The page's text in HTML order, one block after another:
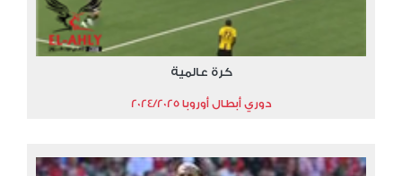
كرة عالمية
دوري أبطال أوروبا 2024/2025